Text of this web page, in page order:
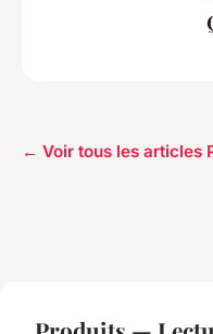
← Voir tous les articles